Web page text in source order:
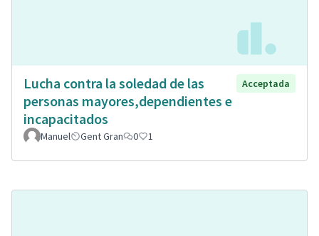
Lucha contra la soledad de las
personas mayores,dependientes e
incapacitados
Acceptada
Manuel Gent Gran 0 1